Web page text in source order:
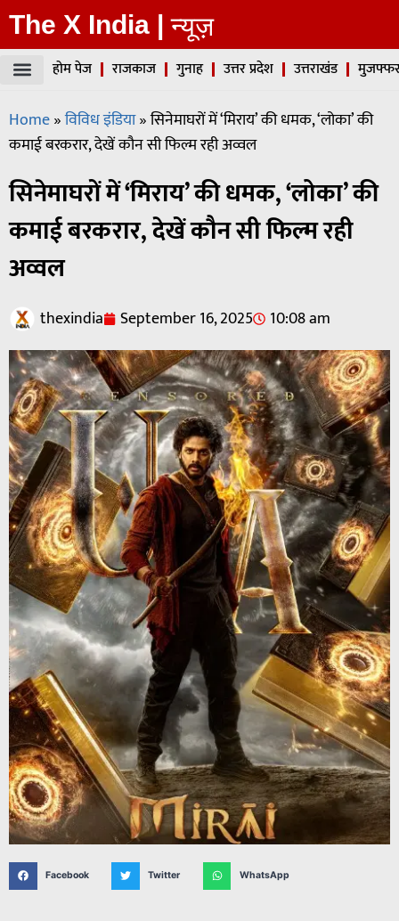
The X India | न्यूज़
होम पेज राजकाज गुनाह उत्तर प्रदेश उत्तराखंड
Home»विविध इंडिया»सिनेमाघरों में ‘मिराय’ की धमक, ‘लोका’ की
कमाई बरकरार, देखें कौन सी फिल्म रही अव्वल
सिनेमाघरों में ‘मिराय’ की धमक, ‘लोका’ की
कमाई बरकरार, देखें कौन सी फिल्म रही
अव्वल
thexindia September 16, 2025 10:08 am
Facebook Twitter WhatsApp